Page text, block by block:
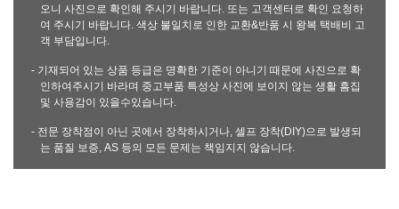
오니 사진으로 확인해 주시기 바랍니다. 또는 고객센터로 확인 요청하
여 주시기 바랍니다. 색상 불일치로 인한 교환&반품 시 왕복 택배비 고
객 부담입니다.
- 기재되어 있는 상품 등급은 명확한 기준이 아니기 때문에 사진으로 확
인하여주시기 바라며 중고부품 특성상 사진에 보이지 않는 생활 흠집
및 사용감이 있을수있습니다.
- 전문 장착점이 아닌 곳에서 장착하시거나, 셀프 장착(DIY)으로 발생되
는 품질 보증, AS 등의 모든 문제는 책임지지 않습니다.